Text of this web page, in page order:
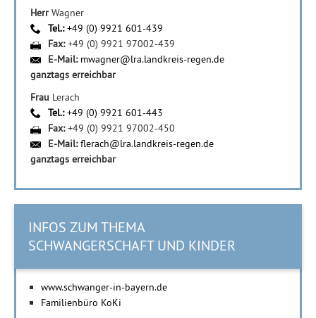
Herr Wagner
Tel.:+49 (0) 9921 601-439
Fax:+49 (0) 9921 97002-439
E-Mail: mwagner@lra.landkreis-regen.de
ganztags erreichbar
Frau Lerach
Tel.:+49 (0) 9921 601-443
Fax:+49 (0) 9921 97002-450
E-Mail:flerach@lra.landkreis-regen.de
ganztags erreichbar
INFOS ZUM THEMA
SCHWANGERSCHAFT UND KINDER
www.schwanger-in-bayern.de
Familienbüro KoKi